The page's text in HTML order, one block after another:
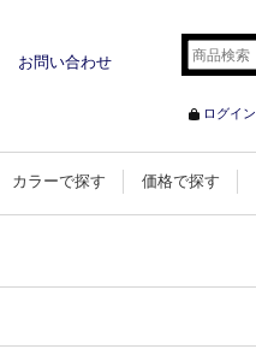
お問い合わせ
ログイン
カラーで探す 価格で探す